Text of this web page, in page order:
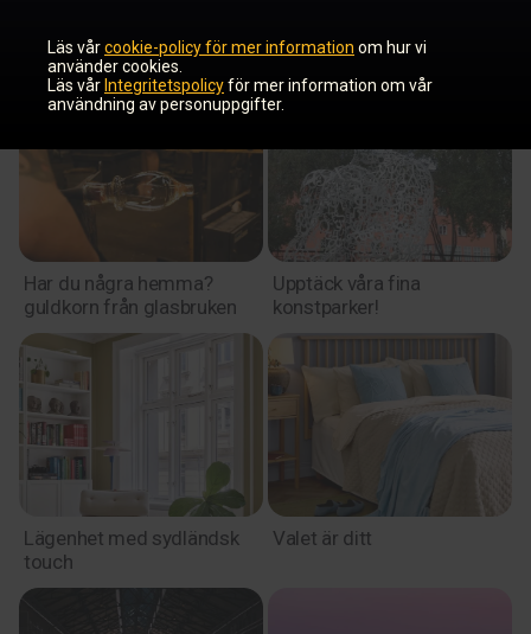
klockan ➽ näringsdrycker
Har du några hemma?
guldkorn från glasbruken
Upptäck våra fina
konstparker!
Lägenhet med sydländsk
touch
Valet är ditt
Läs vårcookie-policy för mer information om hur vi
använder cookies.
Läs vårIntegritetspolicyför mer information om vår
användning av personuppgifter.